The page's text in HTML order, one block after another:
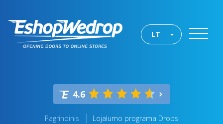
LT
4.6
Pagrindinis Lojalumo programa Drops